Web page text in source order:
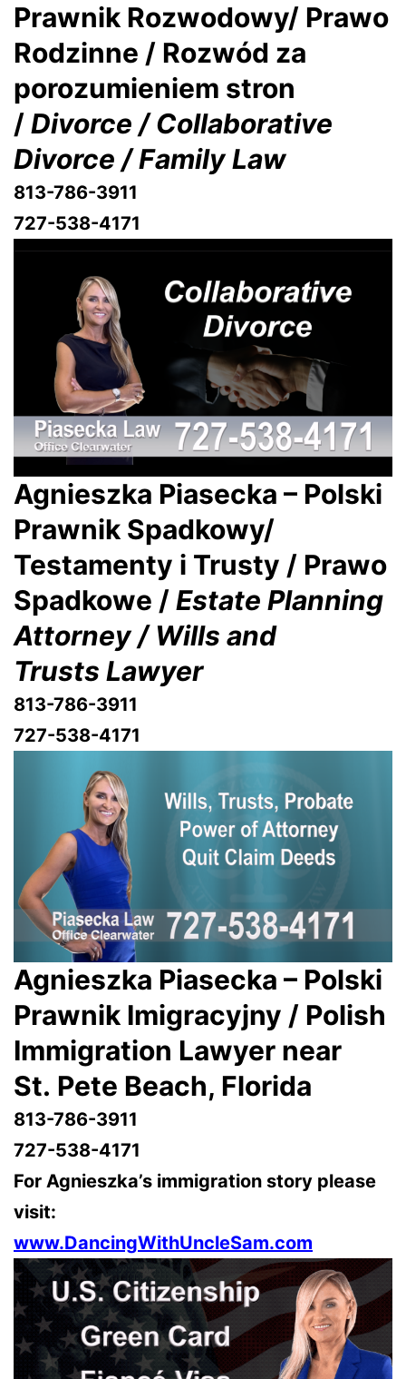
Prawnik Rozwodowy/ Prawo
Rodzinne / Rozwód za
porozumieniem stron
/Divorce / Collaborative
Divorce / Family Law
813-786-3911
727-538-4171
Agnieszka Piasecka – Polski
Prawnik Spadkowy/
Testamenty i Trusty / Prawo
Spadkowe /Estate Planning
Attorney / Wills and
Trusts Lawyer
813-786-3911
727-538-4171
Agnieszka Piasecka – Polski
Prawnik Imigracyjny / Polish
Immigration Lawyer near
St. Pete Beach, Florida
813-786-3911
727-538-4171
For Agnieszka’s immigration story please
visit:
www.DancingWithUncleSam.com